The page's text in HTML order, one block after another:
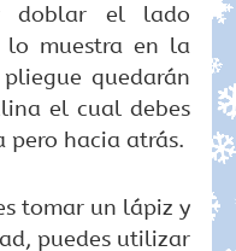
doblar el lado
lo muestra en la
quedarán
el cual debes
hacia atrás.
tomar un lápiz y
puedes utilizar